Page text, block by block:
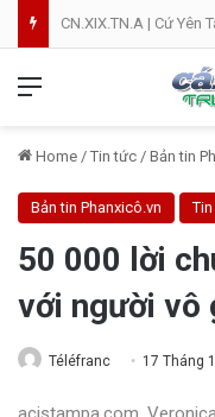
CN.XIX.TN.A | Cứ Yên
Home / Tin tức / Bản tin
Bản tin Phanxicô.vn
50 000 lời
với người vô
Téléfranc 17 Tháng